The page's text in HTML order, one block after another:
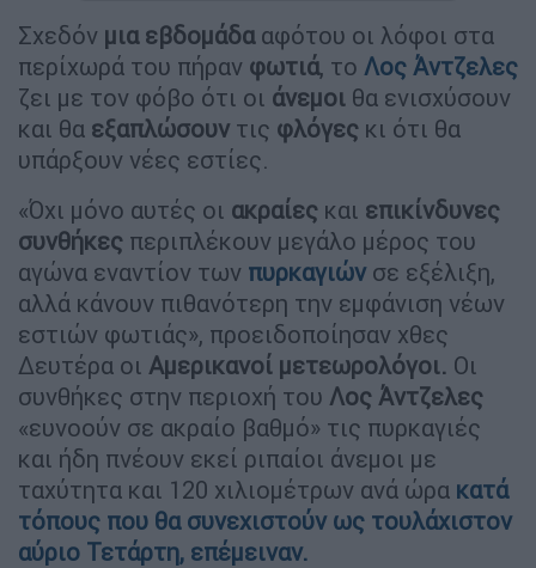
Σχεδόν μια εβδομάδααφότου οι λόφοι στα
περίχωρά του πήραν φωτιά, το Λος Άντζελες
ζει με τον φόβο ότι οι άνεμοι θα ενισχύσουν
και θα εξαπλώσουν τις φλόγες κι ότι θα
υπάρξουν νέες εστίες.
«Όχι μόνο αυτές οι ακραίες και επικίνδυνες
συνθήκες περιπλέκουν μεγάλο μέρος του
αγώνα εναντίον των πυρκαγιώνσε εξέλιξη,
αλλά κάνουν πιθανότερη την εμφάνιση νέων
εστιών φωτιάς», προειδοποίησαν χθες
Δευτέρα οι Αμερικανοί μετεωρολόγοι. Οι
συνθήκες στην περιοχή του Λος Άντζελες
«ευνοούν σε ακραίο βαθμό» τις πυρκαγιές
και ήδη πνέουν εκεί ριπαίοι άνεμοι με
ταχύτητα και 120 χιλιομέτρων ανά ώρα κατά
τόπους που θα συνεχιστούν ως τουλάχιστον
αύριο Τετάρτη, επέμειναν.